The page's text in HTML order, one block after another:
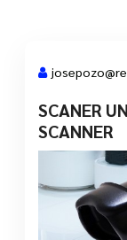
28 Mar, 2022
SCANER
SCANNER